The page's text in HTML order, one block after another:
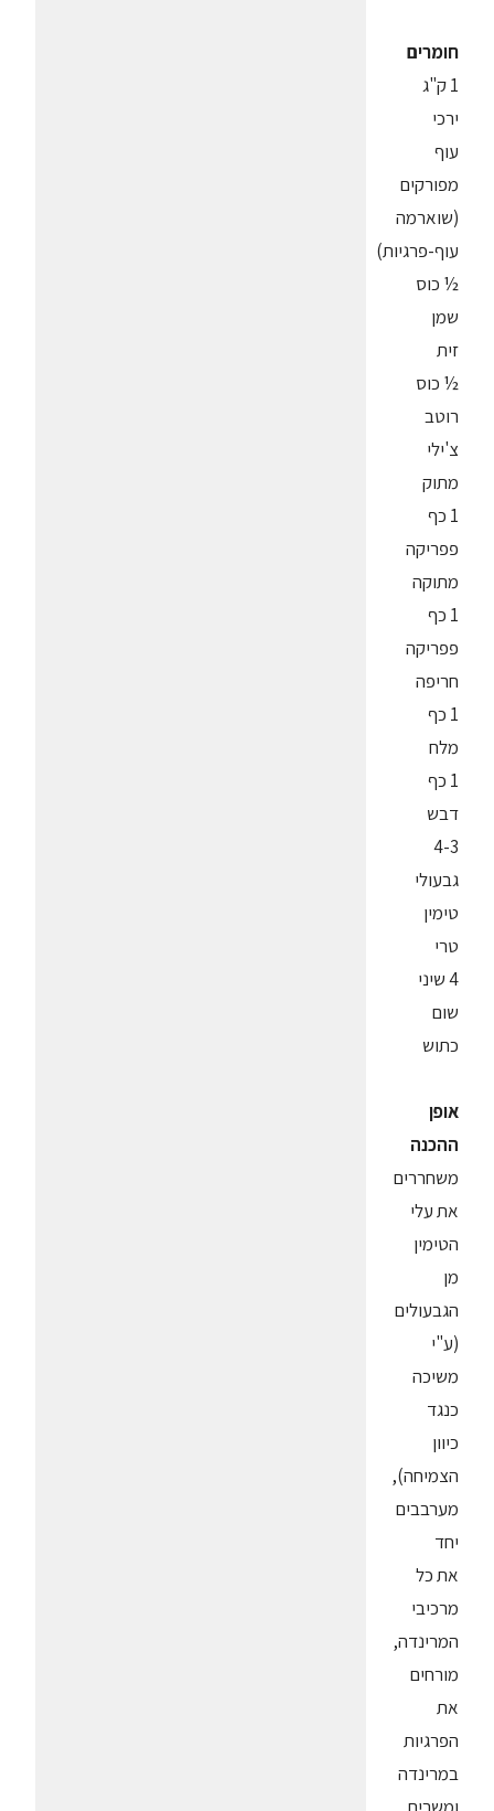
חומרים
1 ק"ג
ירכי
עוף
מפורקים
(שוארמה
עוף-פרגיות)
½ כוס
שמן
זית
½ כוס
רוטב
צ'ילי
מתוק
1 כף
פפריקה
מתוקה
1 כף
פפריקה
חריפה
1 כף
מלח
1 כף
דבש
4-3
גבעולי
טימין
טרי
4 שיני
שום
כתוש
אופן
ההכנה
משחררים
את עלי
הטימין
מן
הגבעולים
(ע"י
משיכה
כנגד
כיוון
הצמיחה),
מערבבים
יחד
את כל
מרכיבי
המרינדה,
מורחים
את
הפרגיות
במרינדה